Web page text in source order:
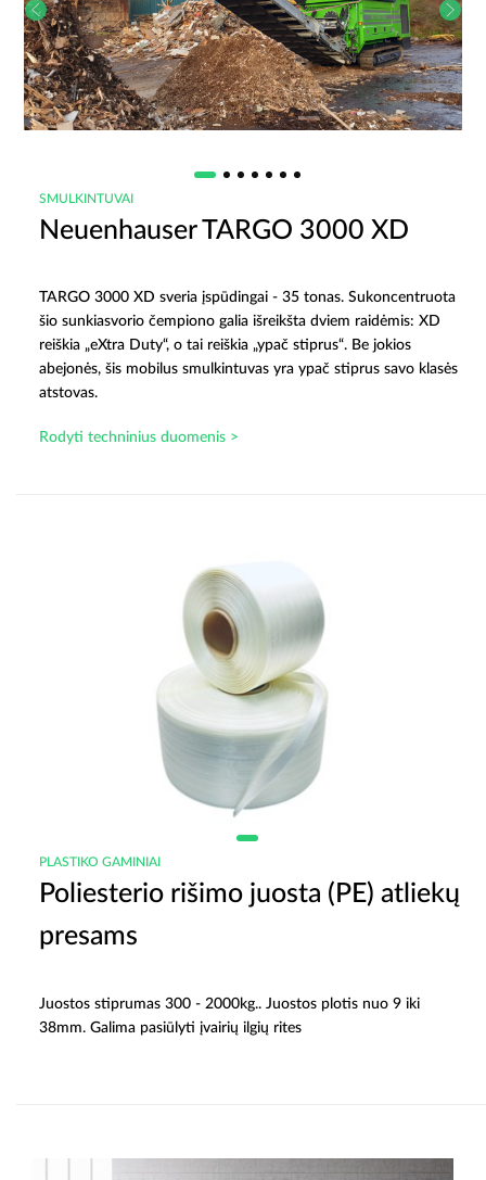
SMULKINTUVAI
Neuenhauser TARGO 3000 XD
TARGO 3000 XD sveria įspūdingai - 35 tonas. Sukoncentruota
šio sunkiasvorio čempiono galia išreikšta dviem raidėmis: XD
reiškia „eXtra Duty“, o tai reiškia „ypač stiprus“. Be jokios
abejonės, šis mobilus smulkintuvas yra ypač stiprus savo klasės
atstovas.
Rodyti techninius duomenis >
PLASTIKO GAMINIAI
Poliesterio rišimo juosta (PE) atliekų
presams
Juostos stiprumas 300 - 2000kg.. Juostos plotis nuo 9 iki
38mm. Galima pasiūlyti įvairių ilgių rites